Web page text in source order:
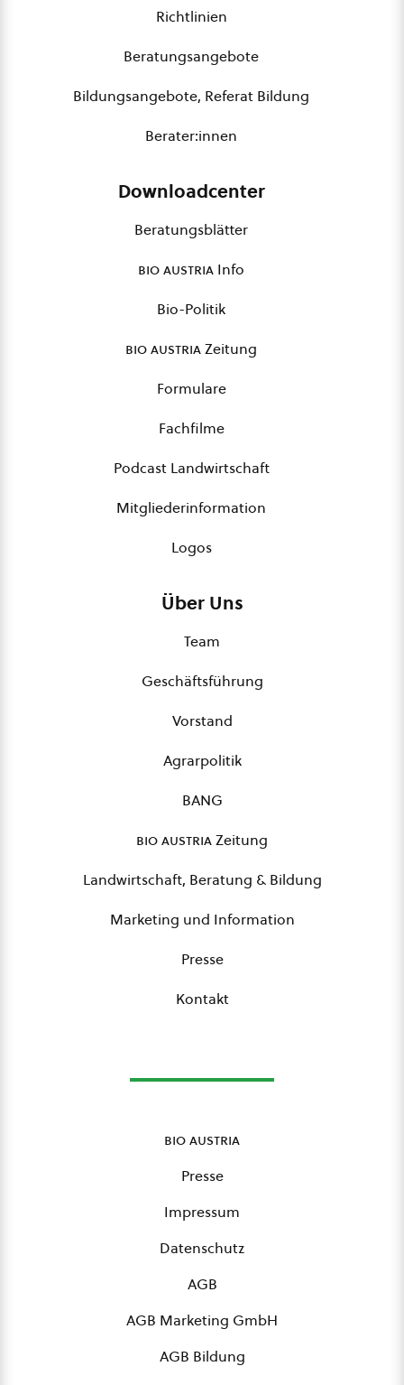
Richtlinien
Beratungsangebote
Bildungsangebote, Referat Bildung
Berater:innen
Downloadcenter
Beratungsblätter
bio austria Info
Bio-Politik
bio austriaZeitung
Formulare
Fachfilme
Podcast Landwirtschaft
Mitgliederinformation
Logos
Über Uns
Team
Geschäftsführung
Vorstand
Agrarpolitik
BANG
bio austriaZeitung
Landwirtschaft, Beratung & Bildung
Marketing und Information
Presse
Kontakt
bio austria
Presse
Impressum
Datenschutz
AGB
AGB Marketing GmbH
AGB Bildung